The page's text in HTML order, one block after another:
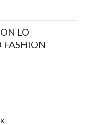
LO
FASHION